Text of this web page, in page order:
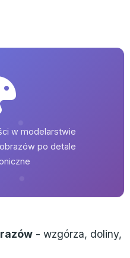
w modelarstwie
po detale
- wzgórza, doliny,